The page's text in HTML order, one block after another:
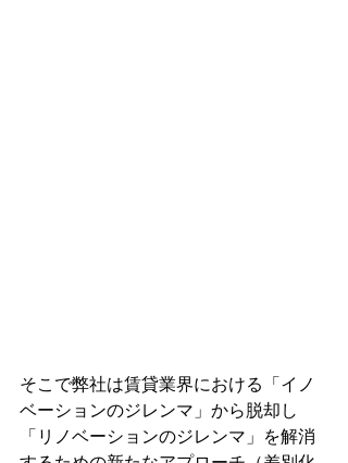
そこで弊社は賃貸業界における「イノ
ベーションのジレンマ」から脱却し
「リノベーションのジレンマ」を解消